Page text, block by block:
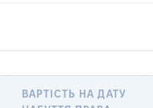
ВАРТІСТЬ НА ДАТУ